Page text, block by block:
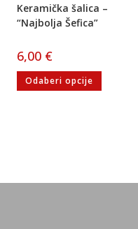
Keramička šalica –
“Najbolja Šefica”
6,00 €
Odaberi opcije